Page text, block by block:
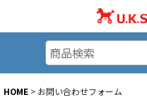
HOME > お問い合わせフォーム